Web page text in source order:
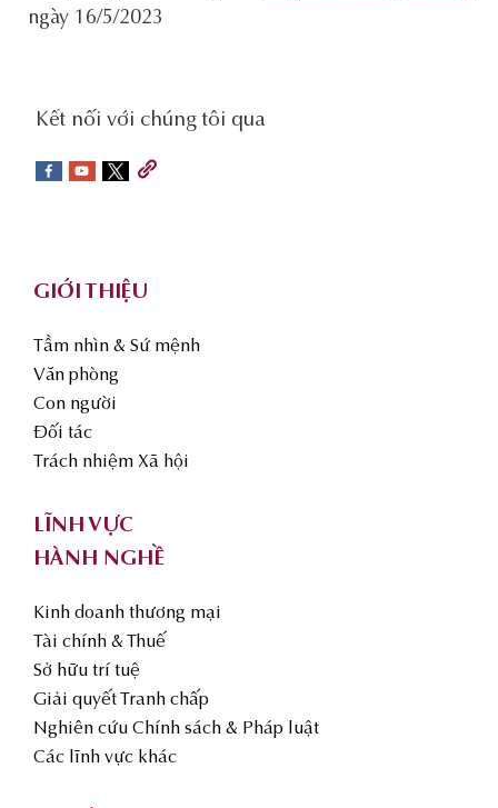
ngày 16/5/2023
social-
sidebar
Kết nối với chúng tôi qua
GIỚI THIỆU
Tầm nhìn & Sứ mệnh
Văn phòng
Con người
Đối tác
Trách nhiệm Xã hội
LĨNH VỰC
HÀNH NGHỀ
Kinh doanh thương mại
Tài chính & Thuế
Sở hữu trí tuệ
Giải quyết Tranh chấp
Nghiên cứu Chính sách & Pháp luật
Các lĩnh vực khác